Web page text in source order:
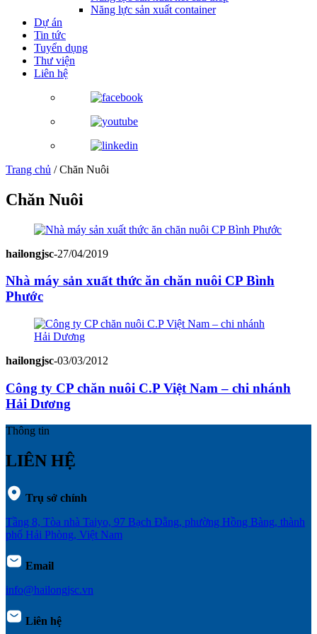
Năng lực sản xuất container
Dự án
Tin tức
Tuyển dụng
Thư viện
Liên hệ
Trang chủ /Chăn Nuôi
Chăn Nuôi
hailongjsc-27/04/2019
Nhà máy sản xuất thức ăn chăn nuôi CP Bình
Phước
hailongjsc-03/03/2012
Công ty CP chăn nuôi C.P Việt Nam – chi nhánh
Hải Dương
Thông tin
LIÊN HỆ
Trụ sở chính
Tầng 8, Tòa nhà Taiyo, 97 Bạch Đằng, phường Hồng Bàng, thành
phố Hải Phòng, Việt Nam
Email
info@hailongjsc.vn
Liên hệ